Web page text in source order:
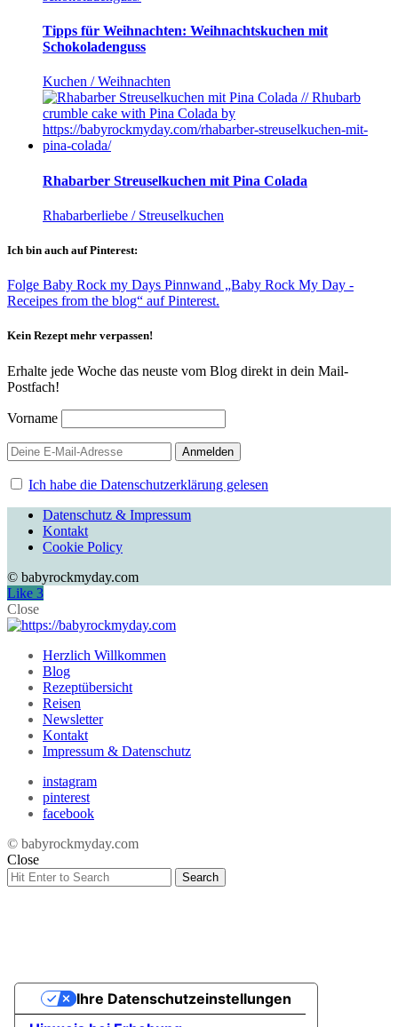
Tipps für Weihnachten: Weihnachtskuchen mit
Schokoladenguss
Kuchen / Weihnachten
Rhabarber Streuselkuchen mit Pina Colada
Rhabarberliebe / Streuselkuchen
Ich bin auch auf Pinterest:
Folge Baby Rock my Days Pinnwand „Baby Rock My Day -
Receipes from the blog“ auf Pinterest.
Kein Rezept mehr verpassen!
Erhalte jede Woche das neuste vom Blog direkt in dein Mail-
Postfach!
Vorname
Ich habe die Datenschutzerklärung gelesen
Datenschutz & Impressum
Kontakt
Cookie Policy
© babyrockmyday.com
Like 3
Close
Herzlich Willkommen
Blog
Rezeptübersicht
Reisen
Newsletter
Kontakt
Impressum & Datenschutz
instagram
pinterest
facebook
© babyrockmyday.com
Close
Search
for:
Search
Ihre Datenschutzeinstellungen